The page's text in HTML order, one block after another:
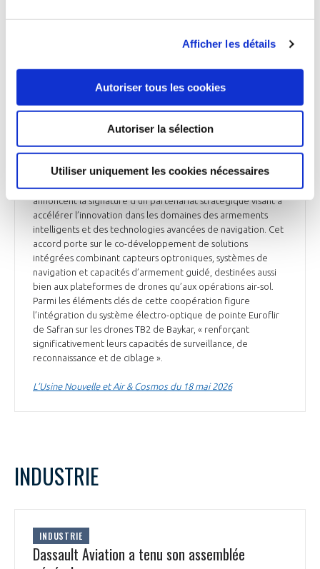
Afficher les détails
Autoriser tous les cookies
Autoriser la sélection
Utiliser uniquement les cookies nécessaires
Opex360.com du 18 mai 2026
Safran et Baykar concluent un partenariat
stratégique dans les drones et les systèmes
intelligents
Safran Electronics & Defense* et le groupe turc Baykar,
leader mondial des véhicules aériens sans pilote (UAV),
annoncent la signature d’un partenariat stratégique visant à
accélérer l’innovation dans les domaines des armements
intelligents et des technologies avancées de navigation. Cet
accord porte sur le co-développement de solutions
intégrées combinant capteurs optroniques, systèmes de
navigation et capacités d’armement guidé, destinées aussi
bien aux plateformes de drones qu’aux opérations air-sol.
Parmi les éléments clés de cette coopération figure
l’intégration du système électro-optique de pointe Euroflir
de Safran sur les drones TB2 de Baykar, « renforçant
significativement leurs capacités de surveillance, de
reconnaissance et de ciblage ».
L’Usine Nouvelle et Air & Cosmos du 18 mai 2026
INDUSTRIE
INDUSTRIE
Dassault Aviation a tenu son assemblée